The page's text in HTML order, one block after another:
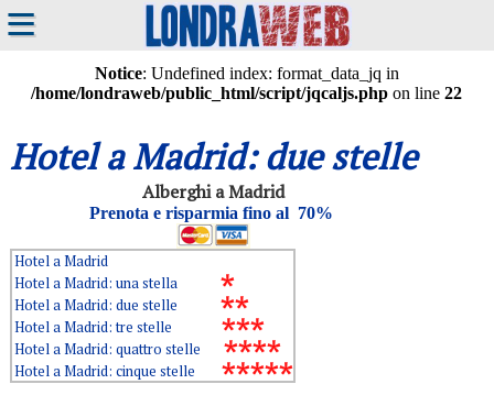
≡
Notice: Undefined index: format_data_jq in
/home/londraweb/public_html/script/jqcaljs.php on line22
Hotel aMadrid: due stelle
Alberghi a Madrid
Prenota e risparmia fino al 70%
Hotel a Madrid
Hotel a Madrid: una stella
Hotel a Madrid: due stelle
Hotel a Madrid: tre stelle
Hotel a Madrid: quattro stelle
Hotel a Madrid: cinque stelle